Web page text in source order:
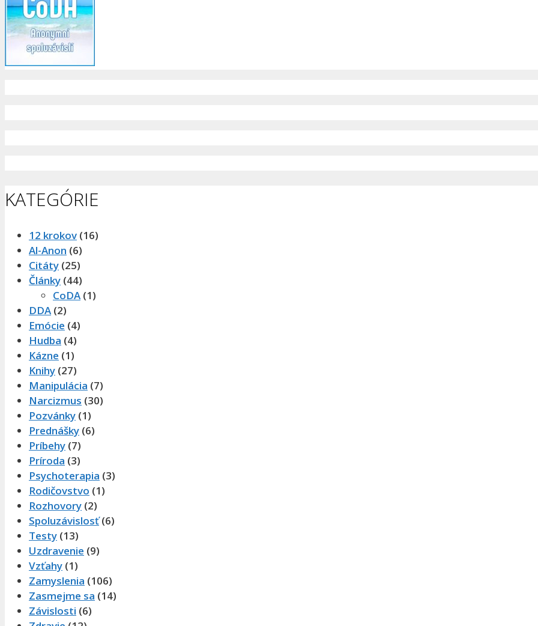
KATEGÓRIE
12 krokov (16)
Al-Anon (6)
Citáty (25)
Články (44)
CoDA (1)
DDA (2)
Emócie (4)
Hudba (4)
Kázne (1)
Knihy (27)
Manipulácia (7)
Narcizmus (30)
Pozvánky (1)
Prednášky (6)
Príbehy (7)
Príroda (3)
Psychoterapia (3)
Rodičovstvo (1)
Rozhovory (2)
Spoluzávislosť(6)
Testy (13)
Uzdravenie (9)
Vzťahy (1)
Zamyslenia (106)
Zasmejme sa (14)
Závislosti (6)